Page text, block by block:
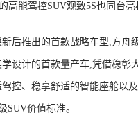
高能驾控SUV观致5S也同台亮
后推出的首款战略车型,方舟
设计的首款量产车,凭借稳彰
控、稳享舒适的智能座舱以
SUV价值标准。